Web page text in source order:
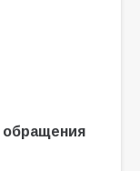
обращения